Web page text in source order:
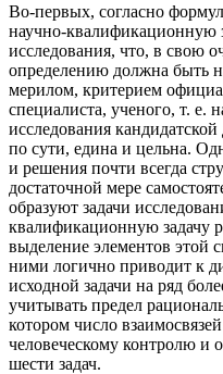
Во-первых, согласно
научно-квалификационную
исследования, что, в свою
определению должна быть
мерилом, критерием
специалиста, ученого, т. е.
исследования
по сути, едина и цельна.
и решения почти всегда
достаточной мере
образуют задачи
квалификационную задачу
выделение элементов этой
ними логично приводит к
исходной задачи на ряд
учитывать предел
котором число
человеческому контролю и
шести задач.